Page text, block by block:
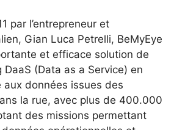
par l’entrepreneur et
Gian Luca Petrelli, BeMyEye
et efficace solution de
(Data as a Service) en
aux données issues des
la rue, avec plus de 400.000
des missions permettant